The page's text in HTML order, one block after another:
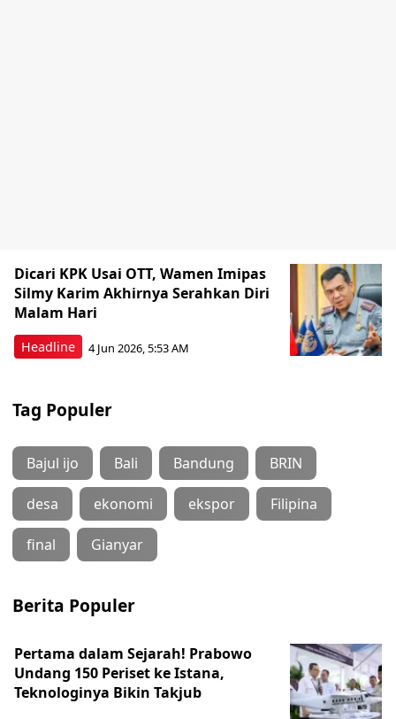
Headline
Dicari KPK Usai OTT, Wamen Imipas
Silmy Karim Akhirnya Serahkan Diri
Malam Hari
4 Jun 2026, 5:53 AM
Tag Populer
Bajul ijo Bali Bandung BRIN
desa ekonomi ekspor Filipina
final Gianyar
Berita Populer
Pertama dalam Sejarah! Prabowo
Undang 150 Periset ke Istana,
Teknologinya Bikin Takjub